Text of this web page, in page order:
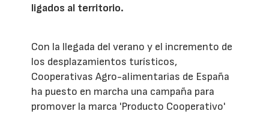
ligados al territorio.
Con la llegada del verano y el incremento de
los desplazamientos turísticos,
Cooperativas Agro-alimentarias de España
ha puesto en marcha una campaña para
promover la marca 'Producto Cooperativo'